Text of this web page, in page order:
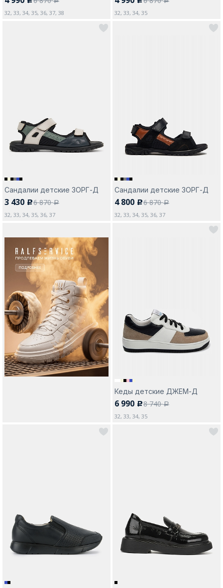
32, 33, 34, 35, 36, 37, 38
32, 33, 34, 35
Сандалии детские ЗОРГ-Д
3 430 c6 870a
32, 33, 34, 35, 36, 37
Сандалии детские ЗОРГ-Д
4 800 c6 870a
32, 33, 34, 35, 36, 37
Кеды детские ДЖЕМ-Д
6 990 c8 740a
32, 33, 34, 35